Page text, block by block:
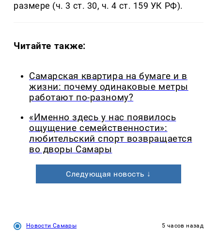
размере (ч. 3 ст. 30, ч. 4 ст. 159 УК РФ).
Читайте также:
Самарская квартира на бумаге и в
жизни: почему одинаковые метры
работают по-разному?
«Именно здесь у нас появилось
ощущение семейственности»:
любительский спорт возвращается
во дворы Самары
Следующая новость ↓
Новости Самары 5 часов назад